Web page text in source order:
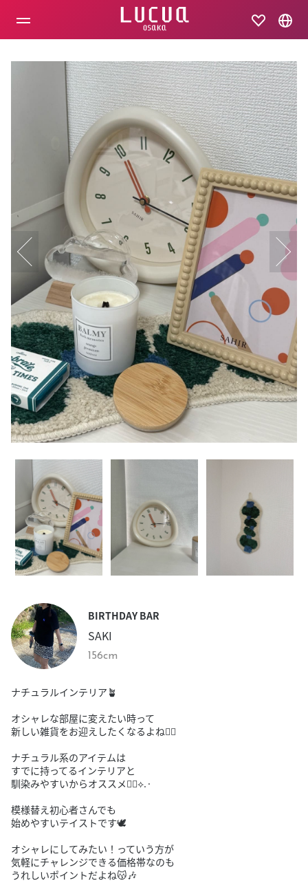
BIRTHDAY BAR
SAKI
156cm
ナチュラルインテリア🪴
オシャレな部屋に変えたい時って
新しい雑貨をお迎えしたくなるよね🙂‍↕️
ナチュラル系のアイテムは
すでに持ってるインテリアと
馴染みやすいからオススメ👍🏻⟡.·
模様替え初心者さんでも
始めやすいテイストです🕊️
オシャレにしてみたい！っていう方が
気軽にチャレンジできる価格帯なのも
うれしいポイントだよね😽🎶